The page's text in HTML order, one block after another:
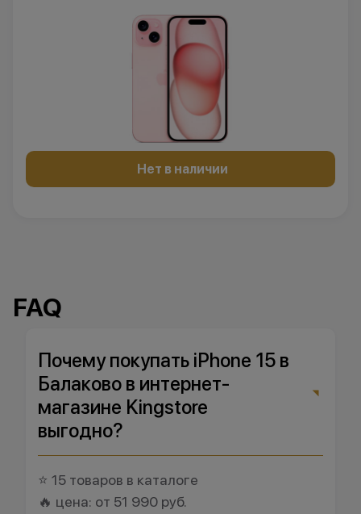
Нет в наличии
FAQ
Почему покупать iPhone 15 в
Балаково в интернет-
магазине Kingstore
выгодно?
⭐ 15 товаров в каталоге
🔥 цена: от 51 990 руб.